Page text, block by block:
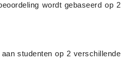
wordt gebaseerd op 2
studenten op 2 verschillende